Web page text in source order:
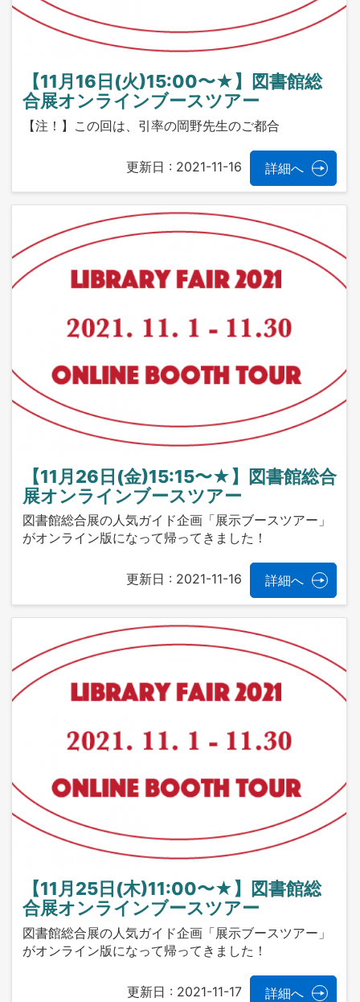
【11月16日(火)15:00〜★】図書館総
合展オンラインブースツアー
【注！】この回は、引率の岡野先生のご都合
更新日 : 2021-11-16 詳細へ
【11月26日(金)15:15〜★】図書館総合
展オンラインブースツアー
図書館総合展の人気ガイド企画「展示ブースツアー」
がオンライン版になって帰ってきました！
更新日 : 2021-11-16 詳細へ
【11月25日(木)11:00〜★】図書館総
合展オンラインブースツアー
図書館総合展の人気ガイド企画「展示ブースツアー」
がオンライン版になって帰ってきました！
更新日 : 2021-11-17 詳細へ